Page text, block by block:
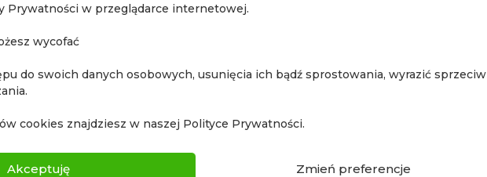
Prywatności w przeglądarce internetowej.
wycofać
do swoich danych osobowych, usunięcia ich bądź sprostowania, wyrazić sprzeciw
cookies znajdziesz w naszej Polityce Prywatności.
Akceptuję Zmień preferencje